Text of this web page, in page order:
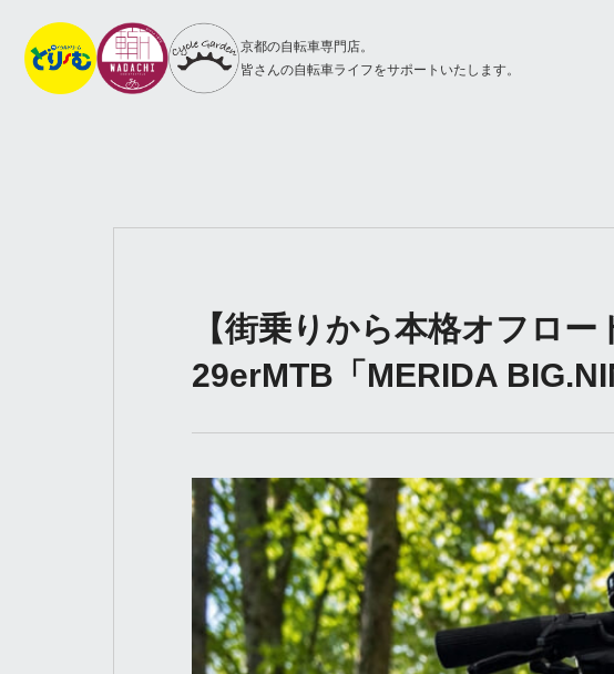
京都の自転車専門店。
皆さんの自転車ライフをサポートいたします。
【街乗りから本格オフロ
29erMTB「MERIDA